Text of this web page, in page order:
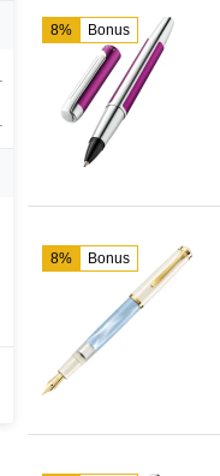
8% Bonus
8% Bonus